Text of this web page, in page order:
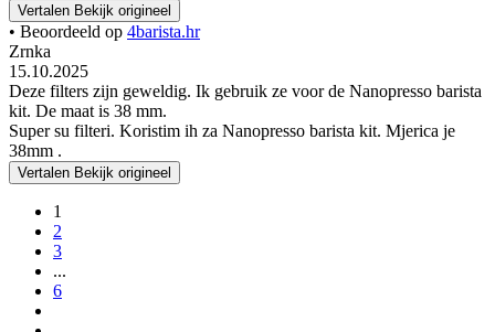
Vertalen Bekijk origineel
• Beoordeeld op 4barista.hr
Zrnka
15.10.2025
Deze filters zijn geweldig. Ik gebruik ze voor de Nanopresso barista
kit. De maat is 38 mm.
Super su filteri. Koristim ih za Nanopresso barista kit. Mjerica je
38mm .
Vertalen Bekijk origineel
1
2
3
...
6